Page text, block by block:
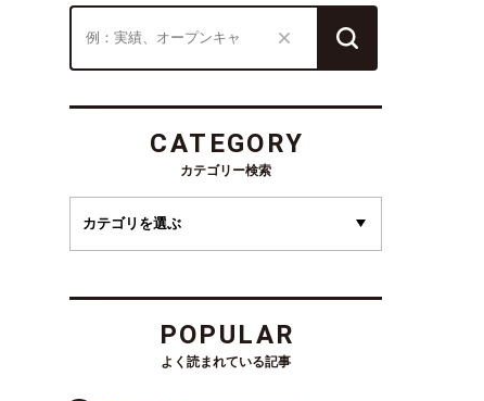
CATEGORY
カテゴリー検索
POPULAR
よく読まれている記事